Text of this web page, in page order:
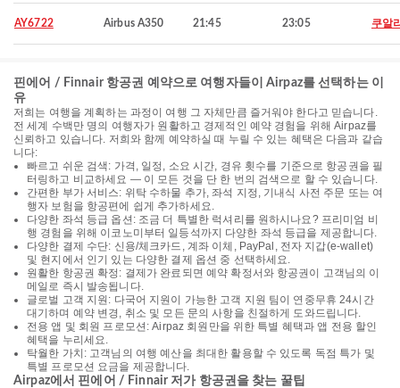
AY6722 Airbus A350 21:45 23:05 쿠알
핀에어 / Finnair 항공권 예약으로 여행자들이 Airpaz를 선택하는 이
유
저희는 여행을 계획하는 과정이 여행 그 자체만큼 즐거워야 한다고 믿습니다.
전 세계 수백만 명의 여행자가 원활하고 경제적인 예약 경험을 위해 Airpaz를
신뢰하고 있습니다. 저희와 함께 예약하실 때 누릴 수 있는 혜택은 다음과 같습
니다:
빠르고 쉬운 검색: 가격, 일정, 소요 시간, 경유 횟수를 기준으로 항공권을 필
터링하고 비교하세요 — 이 모든 것을 단 한 번의 검색으로 할 수 있습니다.
간편한 부가 서비스: 위탁 수하물 추가, 좌석 지정, 기내식 사전 주문 또는 여
행자 보험을 항공편에 쉽게 추가하세요.
다양한 좌석 등급 옵션: 조금 더 특별한 럭셔리를 원하시나요? 프리미엄 비
행 경험을 위해 이코노미부터 일등석까지 다양한 좌석 등급을 제공합니다.
다양한 결제 수단: 신용/체크카드, 계좌 이체, PayPal, 전자 지갑(e-wallet)
및 현지에서 인기 있는 다양한 결제 옵션 중 선택하세요.
원활한 항공권 확정: 결제가 완료되면 예약 확정서와 항공권이 고객님의 이
메일로 즉시 발송됩니다.
글로벌 고객 지원: 다국어 지원이 가능한 고객 지원 팀이 연중무휴 24시간
대기하며 예약 변경, 취소 및 모든 문의 사항을 친절하게 도와드립니다.
전용 앱 및 회원 프로모션: Airpaz 회원만을 위한 특별 혜택과 앱 전용 할인
혜택을 누리세요.
탁월한 가치: 고객님의 여행 예산을 최대한 활용할 수 있도록 독점 특가 및
특별 프로모션 요금을 제공합니다.
Airpaz에서 핀에어 / Finnair 저가 항공권을 찾는 꿀팁